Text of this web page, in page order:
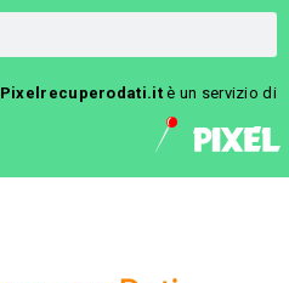
Pixelrecuperodati.itè un servizio di